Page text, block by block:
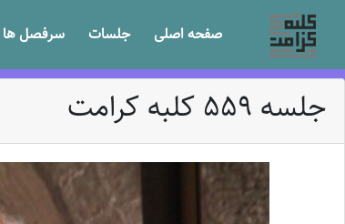
صفحه اصلی جلسات سرفصل ها
جلسه 559 کلبه کرامت